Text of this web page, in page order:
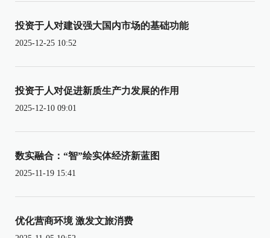
投资于人对建设强大国内市场的基础功能
2025-12-25 10:52
投资于人对促进新质生产力发展的作用
2025-12-10 09:01
数实融合：“智”绘实体经济新蓝图
2025-11-19 15:41
优化营商环境 激发文旅消费